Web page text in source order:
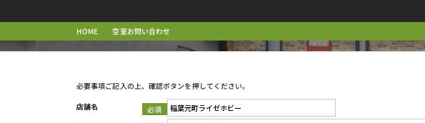
HOME 空室お問い合わせ
必要事項ご記入の上、確認ボタンを押してください。
店舗名